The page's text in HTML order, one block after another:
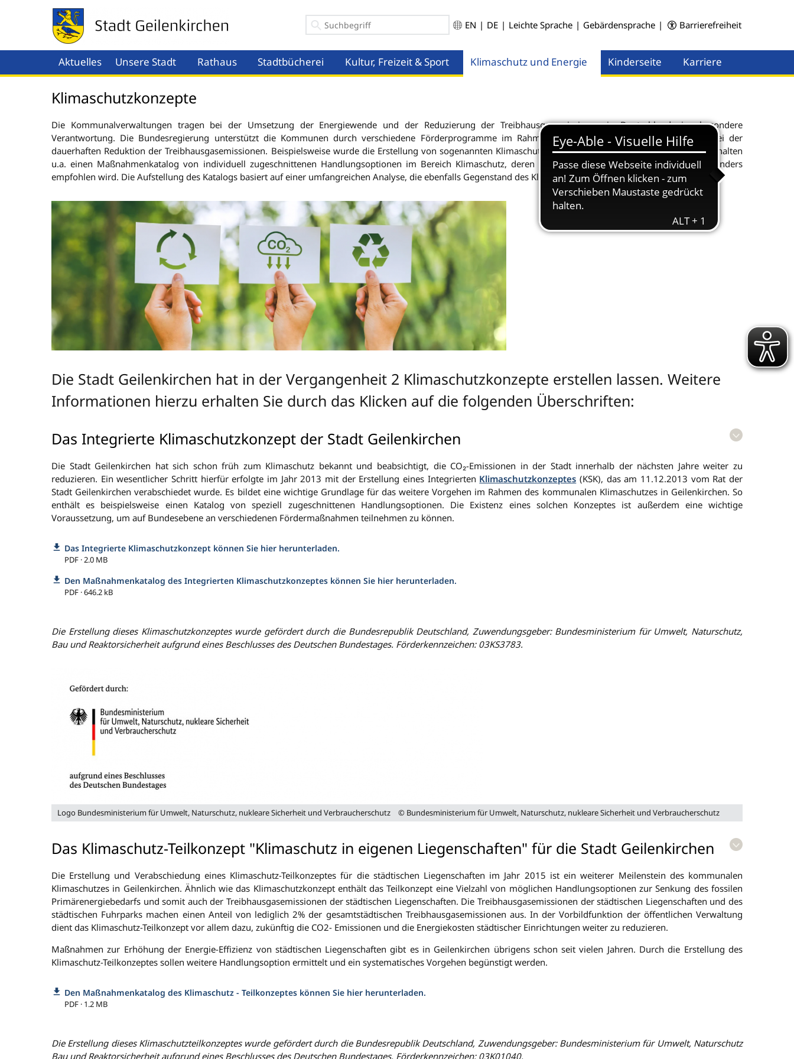
EN | DE | Leichte Sprache | Gebärdensprache | Barrierefreiheit
Aktuelles
Unsere Stadt
Rathaus
Stadtbücherei
Kultur, Freizeit & Sport
Klimaschutz und Energie
Kinderseite
Karriere
Klimaschutzkonzepte
Die Kommunalverwaltungen tragen bei der Umsetzung der Energiewende und der Reduzierung der Treibhausgasemissionen in Deutschland eine besondere
Verantwortung. Die Bundesregierung unterstützt die Kommunen durch verschiedene Förderprogramme im Rahmen der Nationalen Klimaschutzinitiative bei der
dauerhaften Reduktion der Treibhausgasemissionen. Beispielsweise wurde die Erstellung von sogenannten Klimaschutzkonzepten finanziell gefördert. Diese beinhalten
u.a. einen Maßnahmenkatalog von individuell zugeschnittenen Handlungsoptionen im Bereich Klimaschutz, deren Umsetzung der jeweiligen Kommune besonders
empfohlen wird. Die Aufstellung des Katalogs basiert auf einer umfangreichen Analyse, die ebenfalls Gegenstand des Klimaschutzkonzeptes ist.
Die Stadt Geilenkirchen hat in der Vergangenheit 2 Klimaschutzkonzepte erstellen lassen. Weitere
Informationen hierzu erhalten Sie durch das Klicken auf die folgenden Überschriften:
Das Integrierte Klimaschutzkonzept der Stadt Geilenkirchen
Die Stadt Geilenkirchen hat sich schon früh zum Klimaschutz bekannt und beabsichtigt, die CO₂-Emissionen in der Stadt innerhalb der nächsten Jahre weiter zu
reduzieren. Ein wesentlicher Schritt hierfür erfolgte im Jahr 2013 mit der Erstellung eines Integrierten Klimaschutzkonzeptes (KSK), das am 11.12.2013 vom Rat der
Stadt Geilenkirchen verabschiedet wurde. Es bildet eine wichtige Grundlage für das weitere Vorgehen im Rahmen des kommunalen Klimaschutzes in Geilenkirchen. So
enthält es beispielsweise einen Katalog von speziell zugeschnittenen Handlungsoptionen. Die Existenz eines solchen Konzeptes ist außerdem eine wichtige
Voraussetzung, um auf Bundesebene an verschiedenen Fördermaßnahmen teilnehmen zu können.
Das Integrierte Klimaschutzkonzept können Sie hier herunterladen.
PDF · 2.0 MB
Den Maßnahmenkatalog des Integrierten Klimaschutzkonzeptes können Sie hier herunterladen.
PDF · 646.2 kB
Die Erstellung dieses Klimaschutzkonzeptes wurde gefördert durch die Bundesrepublik Deutschland, Zuwendungsgeber: Bundesministerium für Umwelt, Naturschutz,
Bau und Reaktorsicherheit aufgrund eines Beschlusses des Deutschen Bundestages. Förderkennzeichen: 03KS3783.
Logo Bundesministerium für Umwelt, Naturschutz, nukleare Sicherheit und Verbraucherschutz © Bundesministerium für Umwelt, Naturschutz, nukleare Sicherheit und Verbraucherschutz
Das Klimaschutz-Teilkonzept "Klimaschutz in eigenen Liegenschaften" für die Stadt Geilenkirchen
Die Erstellung und Verabschiedung eines Klimaschutz-Teilkonzeptes für die städtischen Liegenschaften im Jahr 2015 ist ein weiterer Meilenstein des kommunalen
Klimaschutzes in Geilenkirchen. Ähnlich wie das Klimaschutzkonzept enthält das Teilkonzept eine Vielzahl von möglichen Handlungsoptionen zur Senkung des fossilen
Primärenergiebedarfs und somit auch der Treibhausgasemissionen der städtischen Liegenschaften. Die Treibhausgasemissionen der städtischen Liegenschaften und des
städtischen Fuhrparks machen einen Anteil von lediglich 2% der gesamtstädtischen Treibhausgasemissionen aus. In der Vorbildfunktion der öffentlichen Verwaltung
dient das Klimaschutz-Teilkonzept vor allem dazu, zukünftig die CO2- Emissionen und die Energiekosten städtischer Einrichtungen weiter zu reduzieren.
Maßnahmen zur Erhöhung der Energie-Effizienz von städtischen Liegenschaften gibt es in Geilenkirchen übrigens schon seit vielen Jahren. Durch die Erstellung des
Klimaschutz-Teilkonzeptes sollen weitere Handlungsoption ermittelt und ein systematisches Vorgehen begünstigt werden.
Den Maßnahmenkatalog des Klimaschutz - Teilkonzeptes können Sie hier herunterladen.
PDF · 1.2 MB
Die Erstellung dieses Klimaschutzteilkonzeptes wurde gefördert durch die Bundesrepublik Deutschland, Zuwendungsgeber: Bundesministerium für Umwelt, Naturschutz
Bau und Reaktorsicherheit aufgrund eines Beschlusses des Deutschen Bundestages. Förderkennzeichen: 03K01040.